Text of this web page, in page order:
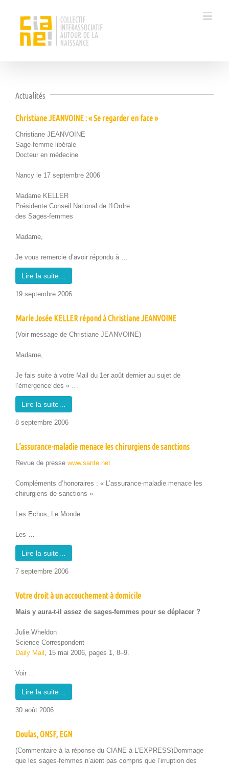
Actualités
Christiane JEANVOINE : « Se regarder en face »
Chris­tiane JEANVOINE
Sage-femme libérale
Doc­teur en médecine
Nan­cy le 17 sep­tem­bre 2006
Madame KELLER
Prési­dente Con­seil Nation­al de l1Ordre
des Sages-femmes
Madame,
Je vous remer­cie d’avoir répon­du à …
Lire la suite…
19 sep­tem­bre 2006
Marie Josée KELLER répond à Christiane JEANVOINE
(Voir mes­sage de Chris­tiane JEANVOINE)
Madame,
Je fais suite à votre Mail du 1er août dernier au sujet de
l’émergence des « …
Lire la suite…
8 sep­tem­bre 2006
L’assurance-maladie menace les chirurgiens de sanctions
Revue de presse www.sante.net
Com­plé­ments d’hono­raires : « L’as­sur­ance-mal­adie men­ace les
chirurgiens de sanc­tions »
Les Echos, Le Monde
Les …
Lire la suite…
7 sep­tem­bre 2006
Votre droit à un accouchement à domicile
Mais y aura-t-il assez de sages-femmes pour se déplac­er ?
Julie Whel­don
Sci­ence Cor­re­spon­dent
Dai­ly Mail , 15 mai 2006, pages 1, 8–9.
Voir …
Lire la suite…
30 août 2006
Doulas, ONSF, EGN
(Com­men­taire à la réponse du CIANE à L’EXPRESS)Dommage
que les sages-femmes n’aient pas com­pris que l’ir­rup­tion des